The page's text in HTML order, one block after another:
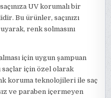
UV korumalı bir
Bu ürünler, saçınızı
renk solmasını
için uygun şampuan
saçlar için özel olarak
koruma teknolojileri ile saç
ve paraben içermeyen